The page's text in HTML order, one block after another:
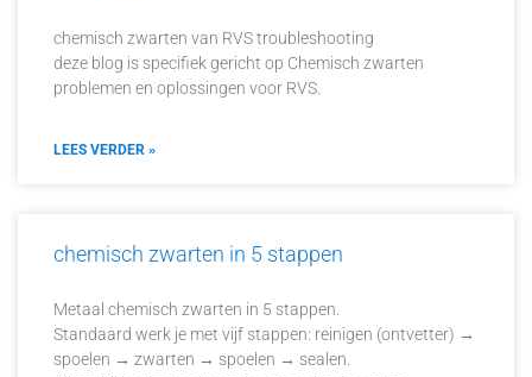
chemisch zwarten van RVS troubleshooting
deze blog is specifiek gericht op Chemisch zwarten
problemen en oplossingen voor RVS.
LEES VERDER »
chemisch zwarten in 5 stappen
Metaal chemisch zwarten in 5 stappen.
Standaard werk je met vijf stappen: reinigen (ontvetter) →
spoelen → zwarten → spoelen → sealen.